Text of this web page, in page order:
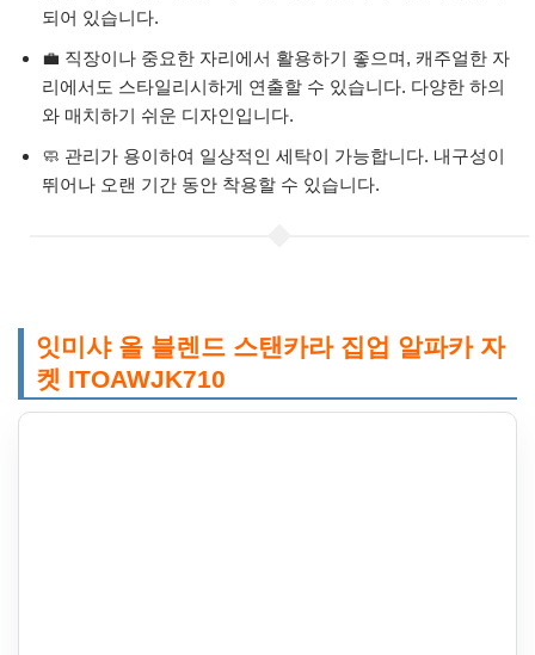
되어 있습니다.
💼 직장이나 중요한 자리에서 활용하기 좋으며, 캐주얼한 자
리에서도 스타일리시하게 연출할 수 있습니다. 다양한 하의
와 매치하기 쉬운 디자인입니다.
🧼 관리가 용이하여 일상적인 세탁이 가능합니다. 내구성이
뛰어나 오랜 기간 동안 착용할 수 있습니다.
잇미샤 올 블렌드 스탠카라 집업 알파카 자
켓 ITOAWJK710